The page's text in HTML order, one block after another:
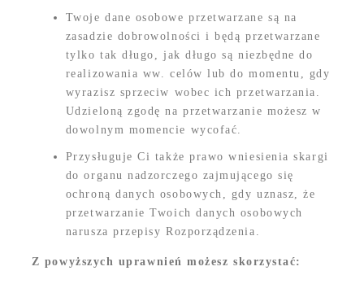
Twoje dane osobowe przetwarzane są na
zasadzie dobrowolności i będą przetwarzane
tylko tak długo, jak długo są niezbędne do
realizowania ww. celów lub do momentu, gdy
wyrazisz sprzeciw wobec ich przetwarzania.
Udzieloną zgodę na przetwarzanie możesz w
dowolnym momencie wycofać.
Przysługuje Ci także prawo wniesienia skargi
do organu nadzorczego zajmującego się
ochroną danych osobowych, gdy uznasz, że
przetwarzanie Twoich danych osobowych
narusza przepisy Rozporządzenia.
Z powyższych uprawnień możesz skorzystać: